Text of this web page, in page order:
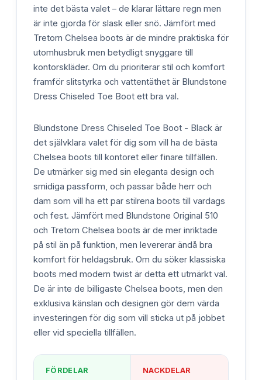
inte det bästa valet – de klarar lättare regn men
är inte gjorda för slask eller snö. Jämfört med
Tretorn Chelsea boots är de mindre praktiska för
utomhusbruk men betydligt snyggare till
kontorskläder. Om du prioriterar stil och komfort
framför slitstyrka och vattentäthet är Blundstone
Dress Chiseled Toe Boot ett bra val.
Blundstone Dress Chiseled Toe Boot - Black är
det självklara valet för dig som vill ha de bästa
Chelsea boots till kontoret eller finare tillfällen.
De utmärker sig med sin eleganta design och
smidiga passform, och passar både herr och
dam som vill ha ett par stilrena boots till vardags
och fest. Jämfört med Blundstone Original 510
och Tretorn Chelsea boots är de mer inriktade
på stil än på funktion, men levererar ändå bra
komfort för heldagsbruk. Om du söker klassiska
boots med modern twist är detta ett utmärkt val.
De är inte de billigaste Chelsea boots, men den
exklusiva känslan och designen gör dem värda
investeringen för dig som vill sticka ut på jobbet
eller vid speciella tillfällen.
FÖRDELAR NACKDELAR